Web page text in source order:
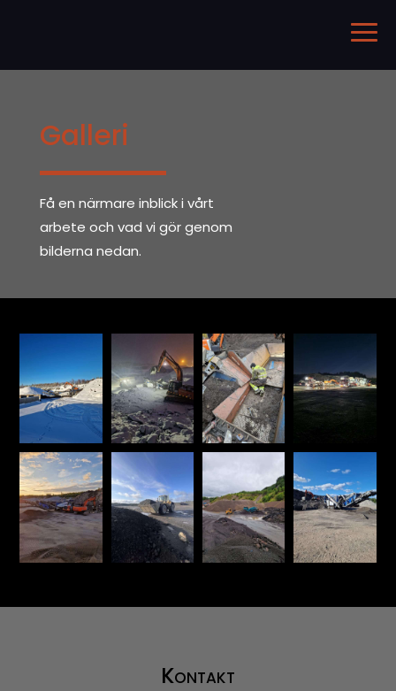
Galleri
Få en närmare inblick i vårt
arbete och vad vi gör genom
bilderna nedan.
Kontakt